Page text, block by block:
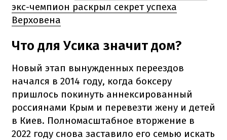
экс-чемпион раскрыл секрет успеха
Верховена
Что для Усика значит дом?
Новый этап вынужденных переездов
начался в 2014 году, когда боксеру
пришлось покинуть аннексированный
россиянами Крым и перевезти жену и детей
в Киев. Полномасштабное вторжение в
2022 году снова заставило его семью искать